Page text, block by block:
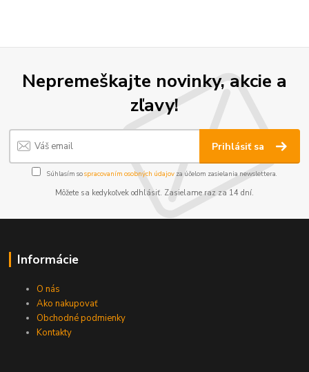
Nepremeškajte novinky, akcie a
zľavy!
Prihlásiť sa
Súhlasím sospracovaním osobných údajov za účelom zasielania newslettera.
Môžete sa kedykoľvek odhlásiť. Zasielame raz za 14 dní.
Informácie
O nás
Ako nakupovať
Obchodné podmienky
Kontakty